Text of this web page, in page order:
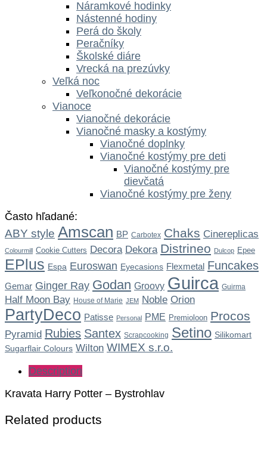
Náramkové hodinky
Nástenné hodiny
Perá do školy
Peračníky
Školské diáre
Vrecká na prezúvky
Veľká noc
Veľkonočné dekorácie
Vianoce
Vianočné dekorácie
Vianočné masky a kostýmy
Vianočné doplnky
Vianočné kostýmy pre deti
Vianočné kostýmy pre
dievčatá
Vianočné kostýmy pre ženy
Často hľadané:
ABY style Amscan BP Carbotex Chaks Cinereplicas
Colourmill Cookie Cutters Decora Dekora Distrineo Dulcop Epee
EPlus Espa Euroswan Eyecasions Flexmetal Funcakes
Gemar Ginger Ray Godan Groovy Guirca Guirma
Half Moon Bay House of Marie JEM Noble Orion
PartyDeco Patisse Personal PME Premioloon Procos
Pyramid Rubies Santex Scrapcooking Setino Silikomart
Sugarflair Colours Wilton WIMEX s.r.o.
Description
Kravata Harry Potter – Bystrohlav
Related products